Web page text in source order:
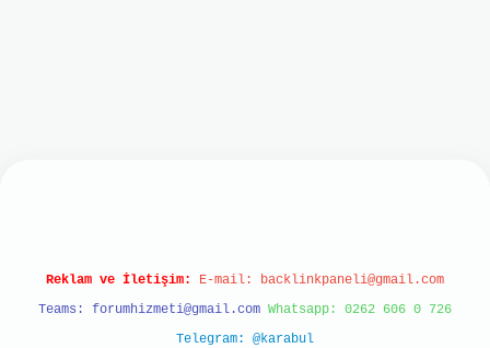
Reklam ve İletişim: E-mail: backlinkpaneli@gmail.com
Teams: forumhizmeti@gmail.com Whatsapp: 0262 606 0 726
Telegram: @karabul